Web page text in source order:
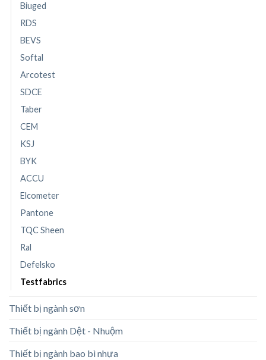
Biuged
RDS
BEVS
Softal
Arcotest
SDCE
Taber
CEM
KSJ
BYK
ACCU
Elcometer
Pantone
TQC Sheen
Ral
Defelsko
Testfabrics
Thiết bị ngành sơn
Thiết bị ngành Dệt - Nhuộm
Thiết bị ngành bao bì nhựa